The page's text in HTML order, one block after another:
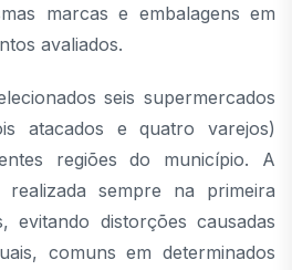
marcas e embalagens em
avaliados.
seis supermercados
atacados e quatro varejos)
regiões do município. A
sempre na primeira
evitando distorções causadas
comuns em determinados